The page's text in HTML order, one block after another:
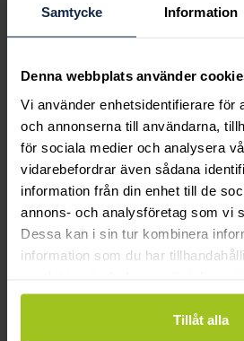
Samtycke Information
Denna webbplats använder
Vi använder enhetsidentifierare för
och annonserna till användarna,
för sociala medier och analysera
vidarebefordrar även sådana
information från din enhet till de
annons- och analysföretag som vi
Dessa kan i sin tur kombinera
information som du har
Tillåt alla
Mockberg
Royal Watch 28 mm
Pris :2 399 kr
2 399 kr
Lily
Pris
Smycka tar ansvar
och